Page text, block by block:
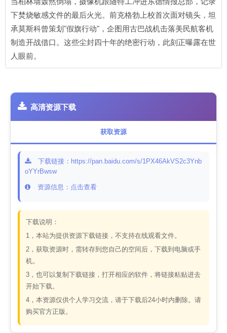
下焚烧敏感文件的最后火光。前克格勃上校首次面对镜头，坦
承莫斯科曾策划"假旗行动"，企图用古巴战机击落美民航客机
制造开战借口。这些尘封四十年的绝密行动，此刻正曝露在世
人眼前。
高清资源下载
获取资源
下载链接：https://pan.baidu.com/s/1PX46AkVS2c3Ynb
oYYrBwsw
资源信息：点击查看
下载说明：
1，本站为提供资源下载链接，不支持在线观看文件。
2，获取资源时，需转存到您自己的空间后，下载到电脑或手
机。
3，也可以复制下载链接，打开相应的软件，将链接粘贴进去
开始下载。
4，本资源仅供个人学习交流，请于下载后24小时内删除。请
购买官方正版。